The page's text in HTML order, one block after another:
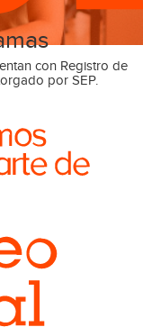
con Registro de
por SEP.